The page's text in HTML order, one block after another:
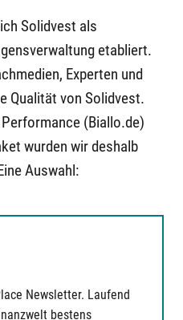
Solidvest als
etabliert.
Experten und
Qualität von Solidvest.
(Biallo.de)
wurden wir deshalb
Auswahl:
Newsletter. Laufend
bestens